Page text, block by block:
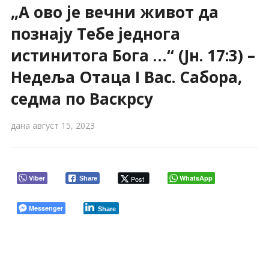
„А ово је вечни живот да
познају Тебе једнога
истинитога Бога …“ (Јн. 17:3) –
Недеља Отаца I Вас. Сабора,
седма по Васкрсу
дана август 15, 2023
Viber Share Post WhatsApp
Messenger Share